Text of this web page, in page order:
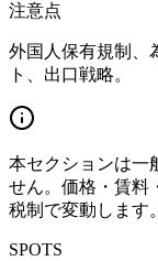
注意点
外国人保有規制、
ト、出口戦略。
本セクションは一
せん。価格・賃料
税制で変動します。
SPOTS